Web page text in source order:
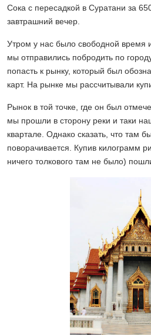
Сока с пересадкой в Суратани за
завтрашний вечер.
Утром у нас было свободной время
мы отправились побродить по
попасть к рынку, который был
карт. На рынке мы рассчитывали
Рынок в той точке, где он был
мы прошли в сторону реки и таки
квартале. Однако сказать, что там
поворачивается. Купив килограмм
ничего толкового там не было)